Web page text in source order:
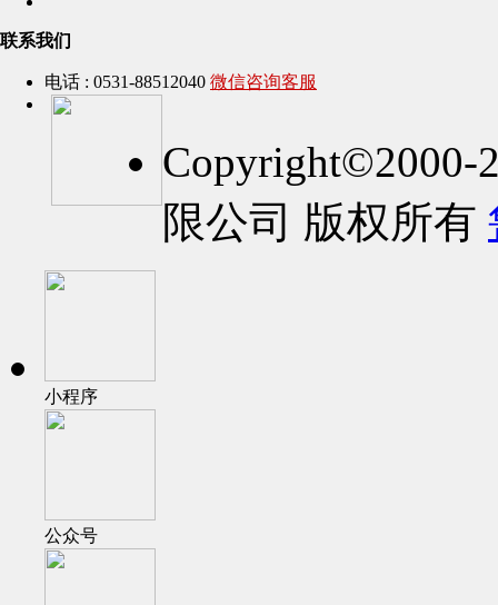
联系我们
电话 : 0531-88512040 微信咨询客服
Copyright©2000-
限公司 版权所有
小程序
公众号